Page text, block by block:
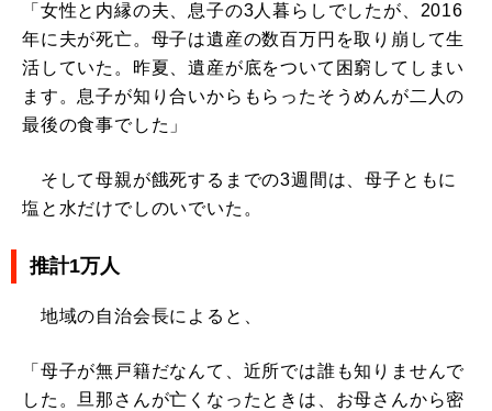
「女性と内縁の夫、息子の3人暮らしでしたが、2016
年に夫が死亡。母子は遺産の数百万円を取り崩して生
活していた。昨夏、遺産が底をついて困窮してしまい
ます。息子が知り合いからもらったそうめんが二人の
最後の食事でした」
そして母親が餓死するまでの3週間は、母子ともに
塩と水だけでしのいでいた。
推計1万人
地域の自治会長によると、
「母子が無戸籍だなんて、近所では誰も知りませんで
した。旦那さんが亡くなったときは、お母さんから密